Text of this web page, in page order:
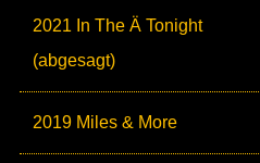
2021 In The Ä Tonight
(abgesagt)
2019 Miles & More